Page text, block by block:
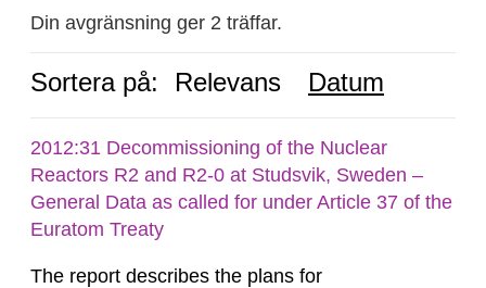
Din avgränsning ger 2 träffar.
Sortera på: Relevans Datum
2012:31 Decommissioning of the Nuclear
Reactors R2 and R2-0 at Studsvik, Sweden –
General Data as called for under Article 37 of the
Euratom Treaty
The report describes the plans for